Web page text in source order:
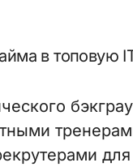
в топовую